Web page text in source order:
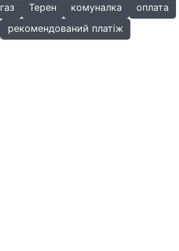
газ Терен комуналка
оплата
рекомендований платіж